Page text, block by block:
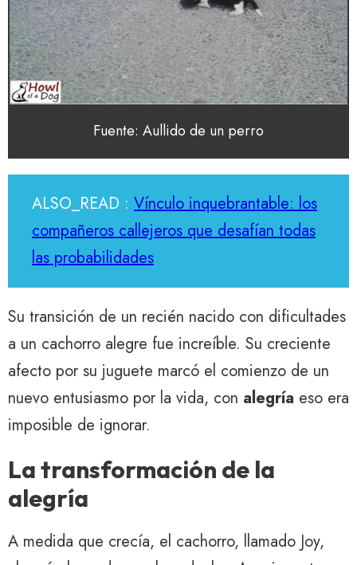
Fuente: Aullido de un perro
ALSO_READ : Vínculo inquebrantable: los
compañeros callejeros que desafían todas
las probabilidades
Su transición de un recién nacido con dificultades
a un cachorro alegre fue increíble. Su creciente
afecto por su juguete marcó el comienzo de un
nuevo entusiasmo por la vida, con alegría eso era
imposible de ignorar.
La transformación de la
alegría
A medida que crecía, el cachorro, llamado Joy,